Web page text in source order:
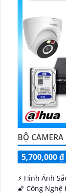
BỘ
5,700,000 ₫
️⚡ Hình Ảnh